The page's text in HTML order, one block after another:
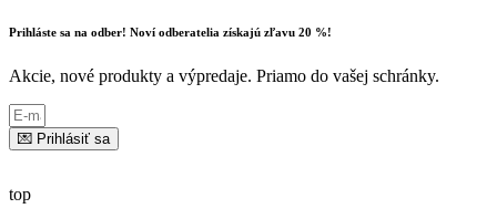
Prihláste sa na odber! Noví odberatelia získajú zľavu 20 %!
Akcie, nové produkty a výpredaje. Priamo do vašej schránky.
💌 Prihlásiť sa
top